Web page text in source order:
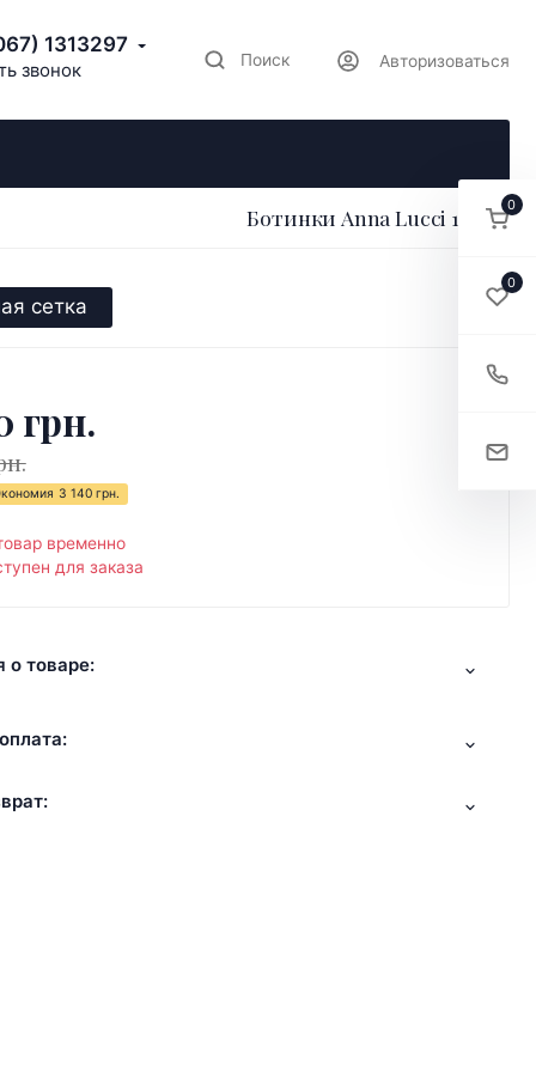
1313297
звонок Поиск Авторизоваться
Ботинки Anna Lucci 176856
сетка
грн.
3 140 грн.
временно
для заказа
о товаре:
0
0